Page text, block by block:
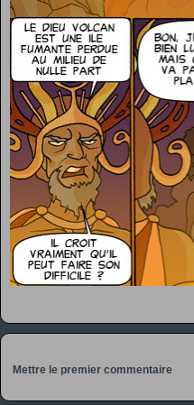
Mettre le premier commentaire